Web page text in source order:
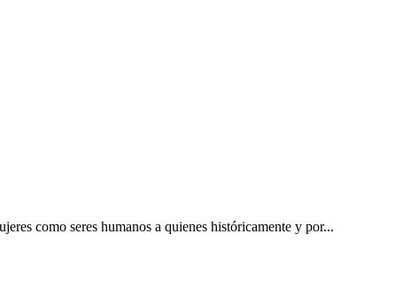
como seres humanos a quienes históricamente y por...